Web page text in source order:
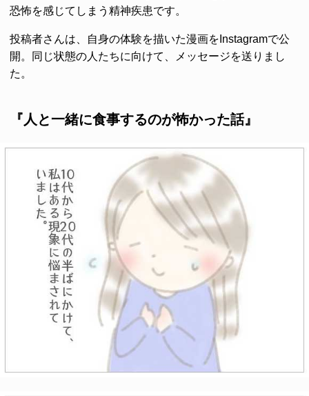
恐怖を感じてしまう精神疾患です。
投稿者さんは、自身の体験を描いた漫画をInstagramで公
開。同じ状態の人たちに向けて、メッセージを送りまし
た。
『人と一緒に食事するのが怖かった話』